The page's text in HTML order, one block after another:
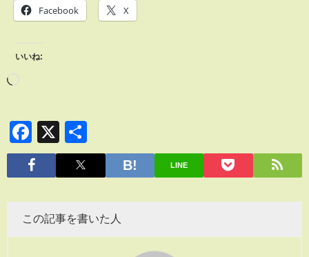
Facebook X
いいね:
Facebook
X
有
LINE
この記事を書いた人